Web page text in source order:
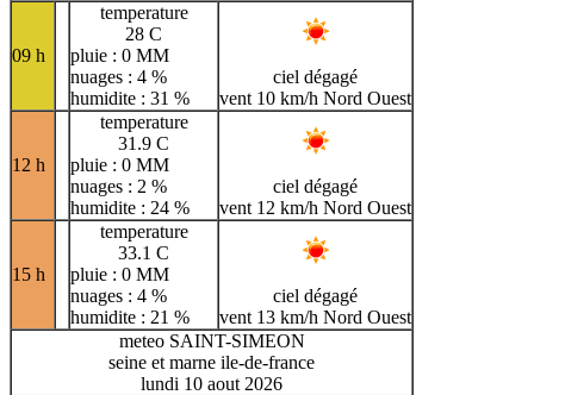
09 h
temperature
28 C
pluie : 0 MM
nuages : 4 %
humidite : 31 %
ciel dégagé
vent 10 km/h Nord Ouest
12 h
temperature
31.9 C
pluie : 0 MM
nuages : 2 %
humidite : 24 %
ciel dégagé
vent 12 km/h Nord Ouest
15 h
temperature
33.1 C
pluie : 0 MM
nuages : 4 %
humidite : 21 %
ciel dégagé
vent 13 km/h Nord Ouest
meteo SAINT-SIMEON
seine et marne ile-de-france
lundi 10 aout 2026